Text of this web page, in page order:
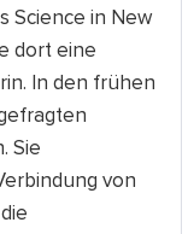
Science in New
dort eine
In den frühen
Sie
von